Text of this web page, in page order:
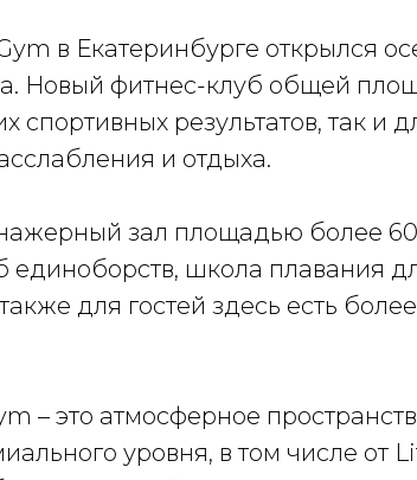
в Екатеринбурге открылся
Новый фитнес-клуб общей
спортивных результатов, так
и отдыха.
зал площадью более
школа плавания
для гостей здесь есть
– это атмосферное
уровня, в том числе